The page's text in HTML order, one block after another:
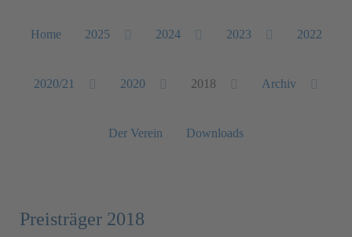
Home 2025 2024 2023 2022
2020/21 2020 2018 Archiv
Der Verein Downloads
Preisträger 2018